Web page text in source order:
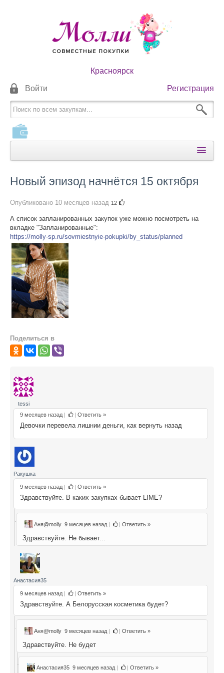
Красноярск
Войти Регистрация
КАК ОПЛАТИТЬ
КАК ПОЛУЧИТЬ
НОВОСТИ
ПОМОЩЬ
ОТЗЫВЫ
О НАС
Новый эпизод начнётся 15 октября
Опубликовано 10 месяцев назад 12
А список запланированных закупок уже можно посмотреть на
вкладке "Запланированные":
https://molly-sp.ru/sovmiestnyie-pokupki/by_status/planned
Поделиться в
tessi
9 месяцев назад | | Ответить »
Девочки перевела лишнии деньги, как вернуть назад
Ракушка
9 месяцев назад | | Ответить »
Здравствуйте. В каких закупках бывает LIME?
Аня@molly 9 месяцев назад | | Ответить »
Здравствуйте. Не бывает...
Анастасия35
9 месяцев назад | | Ответить »
Здравствуйте. А Белорусская косметика будет?
Аня@molly 9 месяцев назад | | Ответить »
Здравствуйте. Не будет
Анастасия35 9 месяцев назад | | Ответить »